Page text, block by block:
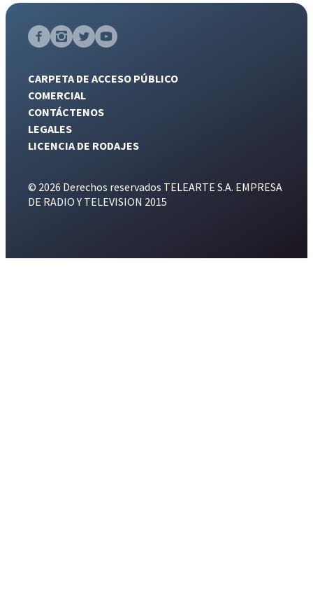
CARPETA DE ACCESO PÚBLICO
COMERCIAL
CONTÁCTENOS
LEGALES
LICENCIA DE RODAJES
© 2026 Derechos reservados TELEARTE S.A. EMPRESA
DE RADIO Y TELEVISION 2015